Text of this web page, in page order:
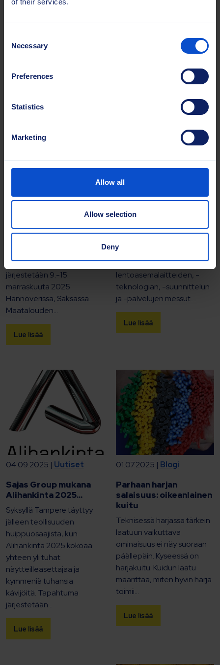
Selection
Necessary
Preferences
Statistics
Marketing
Allow all
Allow selection
Deny
Sajas Group
Sajas Group osallistuu
messuille, maailman
teknologian messuille, jotka
järjestetään 9.-15.
marraskuuta 2025
Hannoverissa, Saksassa.
Maatalouden...
Lue lisää
Uutiset
Sajas Group mukana
inter airport Europe
2025...
Lokakuussa kansainvälinen
lentoasemateollisuus
kokoontuu Müncheniin inter
messuille. Messut ovat
maailman johtavat
lentoasemalaitteiden, -
teknologian, -suunnittelun
ja -palvelujen messut....
Lue lisää
04.09.2025 | Uutiset
Sajas Group mukana
Alihankinta 2025...
Syksyllä Tampere täyttyy
jälleen teollisuuden
huippuosaajista, kun
Alihankinta 2025 kokoaa
yhteen yli tuhat
näytteilleasettajaa ja
kymmeniä tuhansia
kävijöitä. Tapahtuma
järjestetään...
Lue lisää
01.07.2025 | Blogi
Parhaan harjan
salaisuus: oikeanlainen
kuitu
Teknisessä harjassa tärkein
laatuun vaikuttava
ominaisuus ei näy suoraan
päällepäin. Kyseessä on
harjakuitu. Kuidun laatu
määrittää, miten hyvin harja
toimii...
Lue lisää